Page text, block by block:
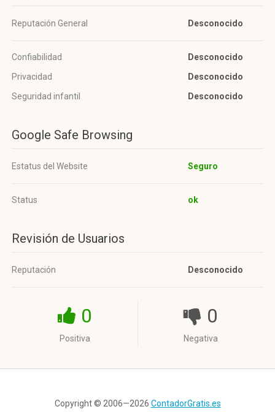
Reputación General Desconocido
Confiabilidad
Desconocido
Privacidad
Desconocido
Seguridad infantil
Desconocido
Google Safe Browsing
Estatus del Website Seguro
Status ok
Revisión de Usuarios
Reputación Desconocido
0
Positiva
0
Negativa
Copyright © 2006—2026 ContadorGratis.es